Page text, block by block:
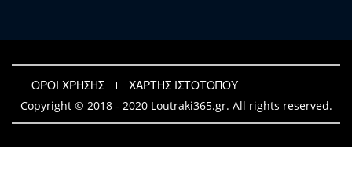
ΟΡΟΙ ΧΡΗΣΗΣ
ΧΑΡΤΗΣ ΙΣΤΟΤΟΠΟΥ
Copyright © 2018 - 2020 Loutraki365.gr. All rights reserved.